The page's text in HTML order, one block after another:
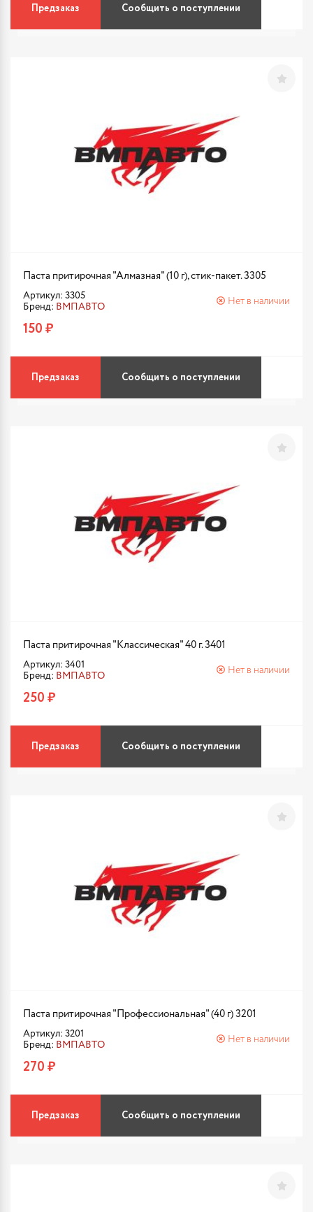
Предзаказ Сообщить о поступлении
Паста притирочная "Алмазная" (10 г), стик-пакет. 3305
Артикул: 3305
Бренд: ВМПАВТО
Нет в наличии
150 ₽
Предзаказ Сообщить о поступлении
Паста притирочная "Классическая" 40 г. 3401
Артикул: 3401
Бренд: ВМПАВТО
Нет в наличии
250 ₽
Предзаказ Сообщить о поступлении
Паста притирочная "Профессиональная" (40 г) 3201
Артикул: 3201
Бренд: ВМПАВТО
Нет в наличии
270 ₽
Предзаказ Сообщить о поступлении